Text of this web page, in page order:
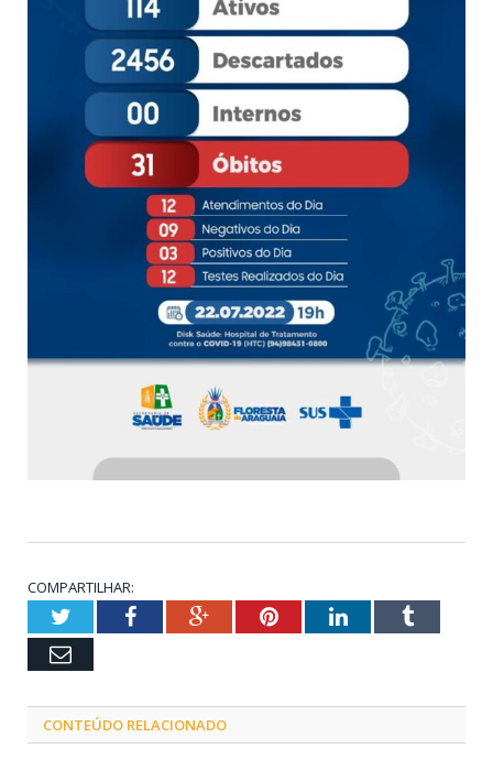
COMPARTILHAR:
TwitterFacebookGoogle+PinterestLinkedInTumblr
Email
CONTEÚDO RELACIONADO